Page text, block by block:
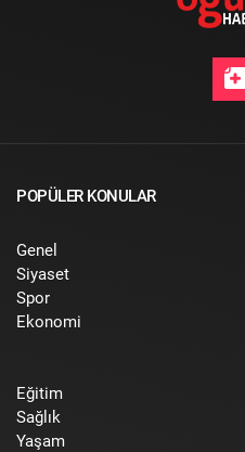
POPÜLER KONULAR
Genel
Siyaset
Spor
Ekonomi
Eğitim
Sağlık
Yaşam